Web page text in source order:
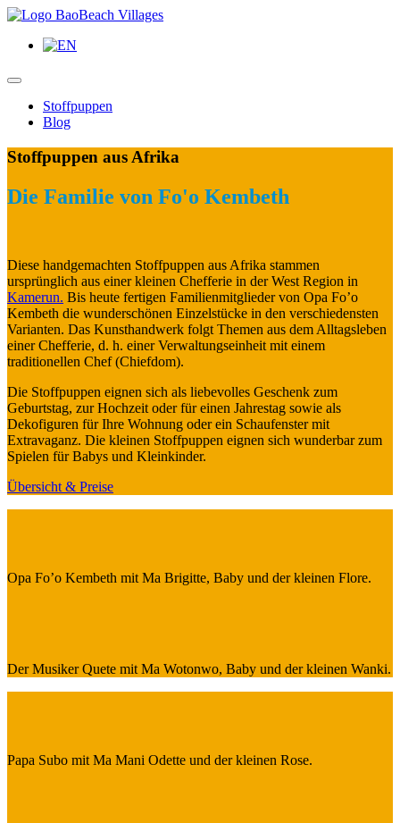
Stoffpuppen
Blog
Stoffpuppen aus Afrika
Die Familie von Fo'o Kembeth
Diese handgemachten Stoffpuppen aus Afrika stammen
ursprünglich aus einer kleinen Chefferie in der West Region in
Kamerun. Bis heute fertigen Familienmitglieder von Opa Fo’o
Kembeth die wunderschönen Einzelstücke in den verschiedensten
Varianten. Das Kunsthandwerk folgt Themen aus dem Alltagsleben
einer Chefferie, d. h. einer Verwaltungseinheit mit einem
traditionellen Chef (Chiefdom).
Die Stoffpuppen eignen sich als liebevolles Geschenk zum
Geburtstag, zur Hochzeit oder für einen Jahrestag sowie als
Dekofiguren für Ihre Wohnung oder ein Schaufenster mit
Extravaganz. Die kleinen Stoffpuppen eignen sich wunderbar zum
Spielen für Babys und Kleinkinder.
Übersicht & Preise
Opa Fo’o Kembeth mit Ma Brigitte, Baby und der kleinen Flore.
Der Musiker Quete mit Ma Wotonwo, Baby und der kleinen Wanki.
Papa Subo mit Ma Mani Odette und der kleinen Rose.